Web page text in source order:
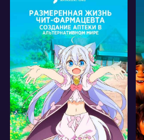
22368
17 38